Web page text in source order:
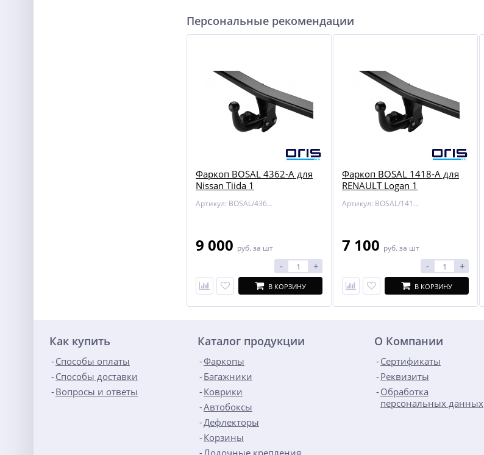
Персональные рекомендации
Фаркоп BOSAL 4362-A для
Nissan Tiida 1
Артикул: BOSAL/4362-A
9 000 руб. за шт
- +
В КОРЗИНУ
Фаркоп BOSAL 1418-A для
RENAULT Logan 1
Артикул: BOSAL/1418-A
7 100 руб. за шт
- +
В КОРЗИНУ
Как купить
Способы оплаты
Способы доставки
Вопросы и ответы
Каталог продукции
Фаркопы
Багажники
Коврики
Автобоксы
Дефлекторы
Корзины
Лодочные крепления
О Компании
Сертификаты
Реквизиты
Обработка
персональных данных